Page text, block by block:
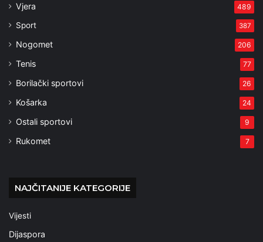
Vjera 489
Sport 387
Nogomet 206
Tenis 77
Borilački sportovi 26
Košarka 24
Ostali sportovi 9
Rukomet 7
NAJČITANIJE KATEGORIJE
Vijesti
Dijaspora